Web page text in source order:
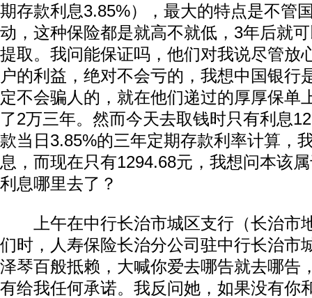
期存款利息3.85%），最大的特点是不管
动，这种保险都是就高不就低，3年后就
提取。我问能保证吗，他们对我说尽管放
户的利益，绝对不会亏的，我想中国银行
定不会骗人的，就在他们递过的厚厚保单
了2万三年。然而今天去取钱时只有利息
款当日3.85%的三年定期存款利率计算，
息，而现在只有1294.68元，我想问本该
利息哪里去了？
上午在中行长治市城区支行（长治市
们时，人寿保险长治分公司驻中行长治市
泽琴百般抵赖，大喊你爱去哪告就去哪告
有给我任何承诺。我反问她，如果没有你